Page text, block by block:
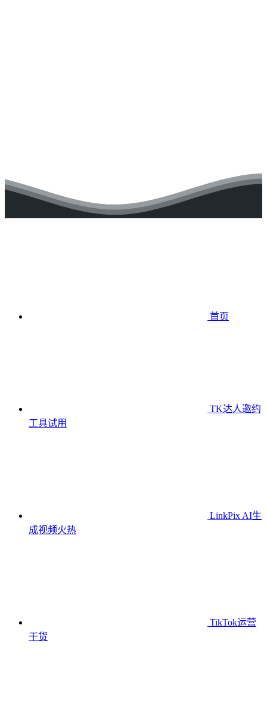
首页
TK达人邀约
工具试用
LinkPix AI生
成视频火热
TikTok运营
干货